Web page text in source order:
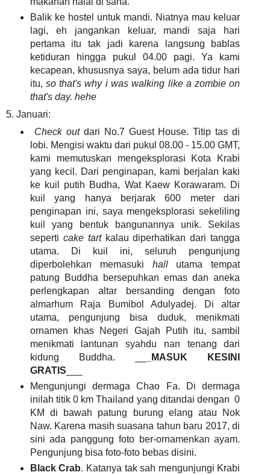
Balik ke hostel untuk mandi. Niatnya mau keluar
lagi, eh jangankan keluar, mandi saja hari
pertama itu tak jadi karena langsung bablas
ketiduran hingga pukul 04.00 pagi. Ya kami
kecapean, khususnya saya, belum ada tidur hari
itu, so that's why i was walking like a zombie on
that's day. hehe
5. Januari:
Check outdari No.7 Guest House. Titip tas di
lobi. Mengisi waktu dari pukul 08.00 - 15.00 GMT,
kami memutuskan mengeksplorasi Kota Krabi
yang kecil. Dari penginapan, kami berjalan kaki
ke kuil putih Budha, Wat Kaew Korawaram. Di
kuil yang hanya berjarak 600 meter dari
penginapan ini, saya mengeksplorasi sekeliling
kuil yang bentuk bangunannya unik. Sekilas
seperti cake tartkalau diperhatikan dari tangga
utama. Di kuil ini, seluruh pengunjung
diperbolehkan memasuki hallutama tempat
patung Buddha bersepuhkan emas dan aneka
perlengkapan altar bersanding dengan foto
almarhum Raja Bumibol Adulyadej. Di altar
utama, pengunjung bisa duduk, menikmati
ornamen khas Negeri Gajah Putih itu, sambil
menikmati lantunan syahdu nan tenang dari
kidung Buddha. __
_MASUK KESINI
GRATIS
Mengunjungi dermaga Chao Fa. Di dermaga
inilah titik 0 km Thailand yang ditandai dengan0
KM di bawah patung burung elang atau Nok
Naw. Karena masih suasana tahun baru 2017, di
sini ada panggung foto ber-ornamenkan ayam.
Pengunjung bisa foto-foto bebas disini.
Black Crab. Katanya tak sah mengunjungi Krabi